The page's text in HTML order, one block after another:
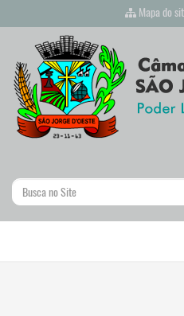
Mapa do